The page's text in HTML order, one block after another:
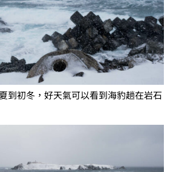
到初冬，好天氣可以看到海豹趟在岩石